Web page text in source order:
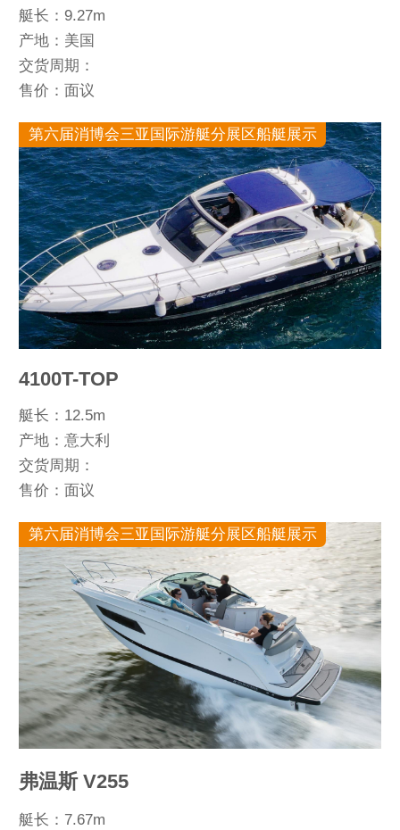
艇长：9.27m
产地：美国
交货周期：
售价：面议
第六届消博会三亚国际游艇分展区船艇展示
4100T-TOP
艇长：12.5m
产地：意大利
交货周期：
售价：面议
第六届消博会三亚国际游艇分展区船艇展示
弗温斯 V255
艇长：7.67m